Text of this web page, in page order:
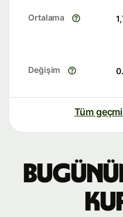
Ortalama
Değişim
Tüm